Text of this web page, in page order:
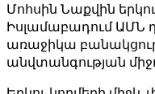
Մոհսին Նաքվին
Իսլամաբադում ԱՄՆ
առաջիկա
անվտանգության